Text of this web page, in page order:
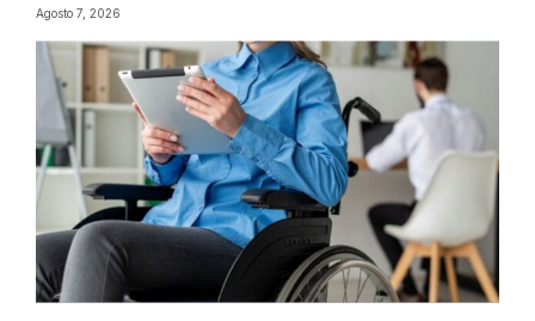
Agosto 7, 2026